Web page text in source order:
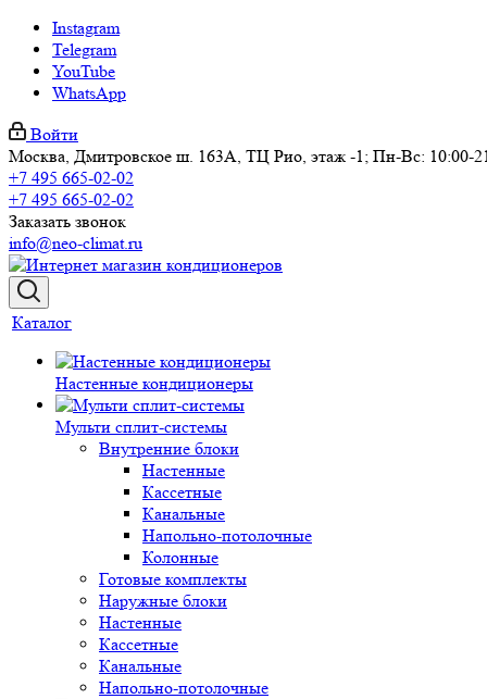
Instagram
Telegram
YouTube
WhatsApp
Войти
Москва, Дмитровское ш. 163А, ТЦ Рио, этаж -1; Пн-Вс: 10:00-
+7 495 665-02-02
+7 495 665-02-02
Заказать звонок
info@neo-climat.ru
Каталог
Настенные кондиционеры
Мульти сплит-системы
Внутренние блоки
Настенные
Кассетные
Канальные
Напольно-потолочные
Колонные
Готовые комплекты
Наружные блоки
Настенные
Кассетные
Канальные
Напольно-потолочные